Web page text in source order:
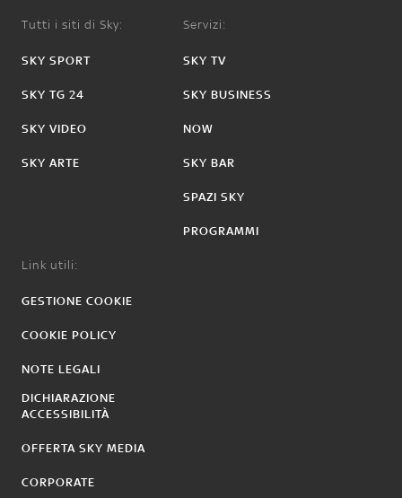
Tutti i siti di Sky:
SKY SPORT
SKY TG 24
SKY VIDEO
SKY ARTE
Servizi:
SKY TV
SKY BUSINESS
NOW
SKY BAR
SPAZI SKY
PROGRAMMI
Link utili:
GESTIONE COOKIE
COOKIE POLICY
NOTE LEGALI
DICHIARAZIONE
ACCESSIBILITÀ
OFFERTA SKY MEDIA
CORPORATE